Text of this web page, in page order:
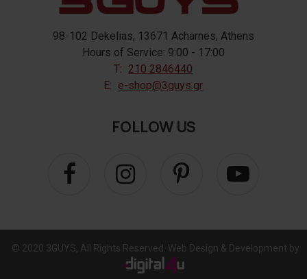
98-102 Dekelias, 13671 Acharnes, Athens
Hours of Service: 9:00 - 17:00
T: 210 2846440
E: e-shop@3guys.gr
FOLLOW US
© 2020 3GUYS, All Rights Reserved. Web Design & Development by